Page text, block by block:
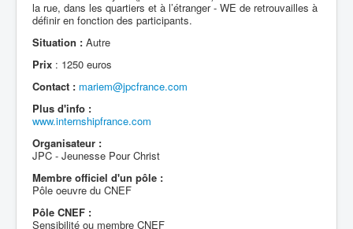
la rue, dans les quartiers et à l’étranger - WE de retrouvailles à
définir en fonction des participants.
Situation : Autre
Prix : 1250 euros
Contact : mariem@jpcfrance.com
Plus d'info :
www.internshipfrance.com
Organisateur :
JPC - Jeunesse Pour Christ
Membre officiel d'un pôle :
Pôle oeuvre du CNEF
Pôle CNEF :
Sensibilité ou membre CNEF